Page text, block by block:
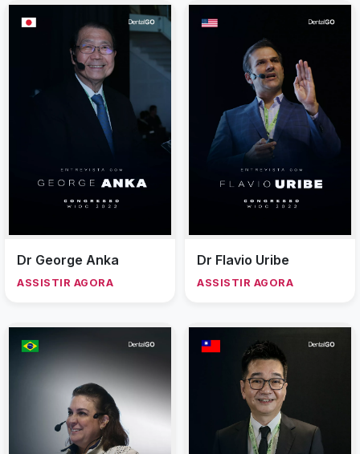
Dr George Anka
ASSISTIR AGORA
Dr Flavio Uribe
ASSISTIR AGORA